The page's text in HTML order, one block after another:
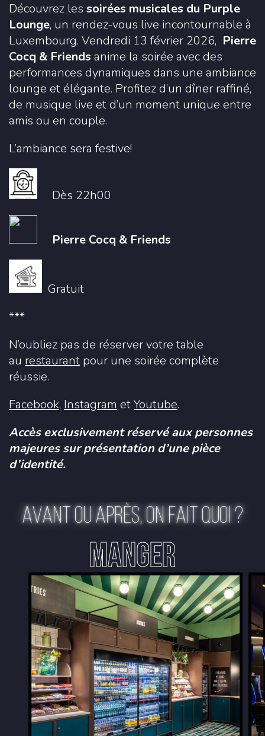
Découvrez les soirées musicales du Purple
Lounge, un rendez-vous live incontournable à
Luxembourg. Vendredi 13 février 2026, Pierre
Cocq & Friends anime la soirée avec des
performances dynamiques dans une ambiance
lounge et élégante. Profitez d’un dîner raffiné,
de musique live et d’un moment unique entre
amis ou en couple.
L’ambiance sera festive!
Dès 22h00
Pierre Cocq & Friends
Gratuit
***
N’oubliez pas de réserver votre table
au restaurant pour une soirée complète
réussie.
Facebook, Instagram etYoutube.
Accès exclusivement réservé aux personnes
majeures sur présentation d’une pièce
d’identité.
AVANT OU APRÈS, ON FAIT QUOI ?
MANGER